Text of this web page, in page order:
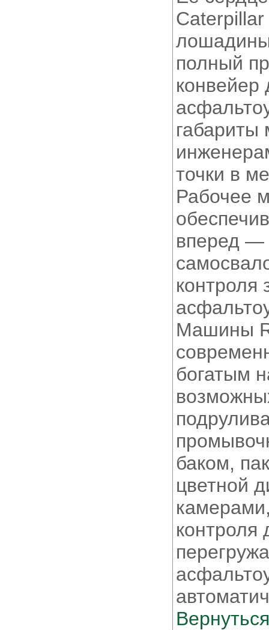
полный
конвейер
точки в
Рабочее
вперед —
контроля
Машины
богатым
баком,
цветной
контроля